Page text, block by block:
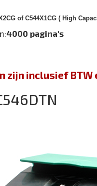
of C544X1CG ( High
4000 pagina's
zijn inclusief